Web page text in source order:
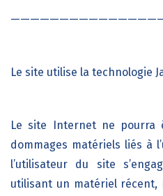
Le site utilise la technologie
Le site Internet ne pourra
dommages matériels liés à
l’utilisateur du site
utilisant un matériel récent,